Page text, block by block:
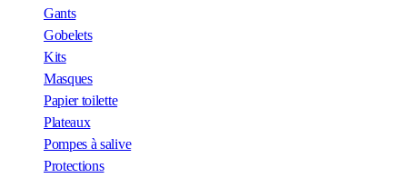
Gants
Gobelets
Kits
Masques
Papier toilette
Plateaux
Pompes à salive
Protections